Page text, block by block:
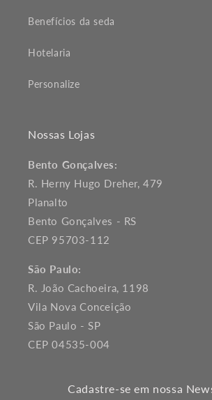
Benefícios da seda
Hotelaria
Personalize
Nossas Lojas
Bento Gonçalves:
R. Herny Hugo Dreher, 479
Planalto
Bento Gonçalves - RS
CEP 95703-112
São Paulo:
R. João Cachoeira, 1198
Vila Nova Conceição
São Paulo - SP
CEP 04535-004
Cadastre-se em nossa